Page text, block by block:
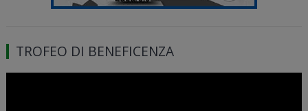
TROFEO DI BENEFICENZA